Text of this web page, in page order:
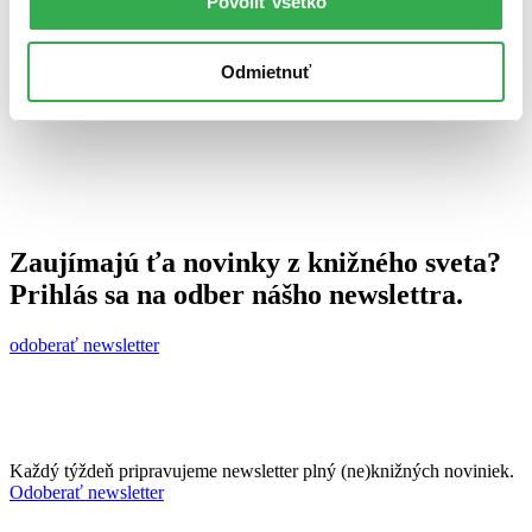
Odmietnuť
Zaujímajú ťa novinky z knižného sveta?
Prihlás sa na odber nášho newslettra.
odoberať newsletter
Každý týždeň pripravujeme newsletter plný (ne)knižných noviniek.
Odoberať newsletter